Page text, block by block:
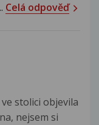
Celá odpověď
stolici objevila
nejsem si